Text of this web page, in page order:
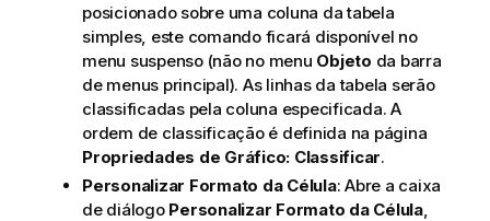
posicionado sobre uma coluna da tabela
simples, este comando ficará disponível no
menu suspenso (não no menu Objeto da barra
de menus principal). As linhas da tabela serão
classificadas pela coluna especificada. A
ordem de classificação é definida na página
Propriedades de Gráfico: Classificar.
Personalizar Formato da Célula: Abre a caixa
de diálogo Personalizar Formato da Célula,